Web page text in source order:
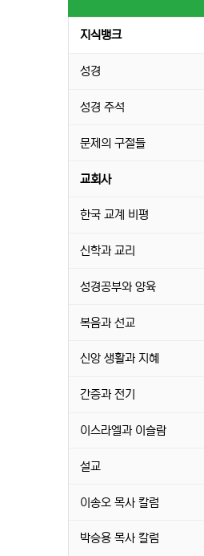
지식뱅크
성경
성경 주석
문제의 구절들
교회사
한국 교계 비평
신학과 교리
성경공부와 양육
복음과 선교
신앙 생활과 지혜
간증과 전기
이스라엘과 이슬람
설교
이송오 목사 칼럼
박승용 목사 칼럼